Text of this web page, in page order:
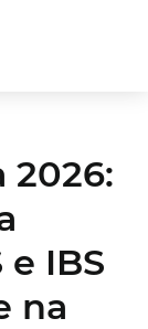
2026:
IBS
na